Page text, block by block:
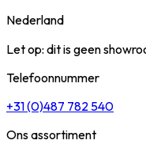
Nederland
Let op: dit is geen
Telefoonnummer
+31 (0)487 782 540
Ons assortiment